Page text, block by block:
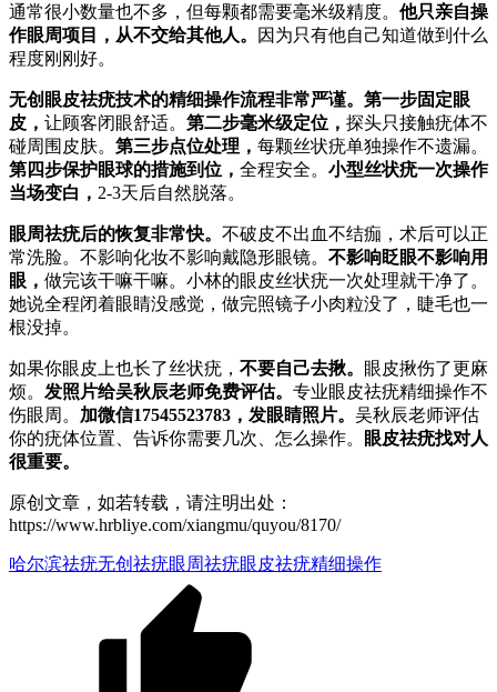
通常很小数量也不多，但每颗都需要毫米级精度。 他只亲自操
作眼周项目，从不交给其他人。
因为只有他自己知道做到什么
程度刚刚好。
无创眼皮祛疣技术的精细操作流程非常严谨。 第一步固定眼
皮， 让顾客闭眼舒适。 第二步毫米级定位， 探头只接触疣体不
碰周围皮肤。 第三步点位处理， 每颗丝状疣单独操作不遗漏。
第四步保护眼球的措施到位， 全程安全。 小型丝状疣一次操作
当场变白， 2-3天后自然脱落。
眼周祛疣后的恢复非常快。 不破皮不出血不结痂，术后可以正
常洗脸。不影响化妆不影响戴隐形眼镜。 不影响眨眼不影响用
眼， 做完该干嘛干嘛。小林的眼皮丝状疣一次处理就干净了。
她说全程闭着眼睛没感觉，做完照镜子小肉粒没了，睫毛也一
根没掉。
如果你眼皮上也长了丝状疣， 不要自己去揪。
眼皮揪伤了更麻
烦。 发照片给吴秋辰老师免费评估。 专业眼皮祛疣精细操作不
伤眼周。 加微信17545523783，发眼睛照片。 吴秋辰老师评估
你的疣体位置、告诉你需要几次、怎么操作。
眼皮祛疣找对人
很重要。
原创文章，如若转载，请注明出处：
https://www.hrbliye.com/xiangmu/quyou/8170/
哈尔滨祛疣无创祛疣眼周祛疣眼皮祛疣精细操作